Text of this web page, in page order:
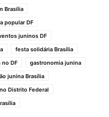
Brasília
popular DF
juninos DF
festa solidária Brasília
DF
gastronomia junina
junina Brasília
Distrito Federal